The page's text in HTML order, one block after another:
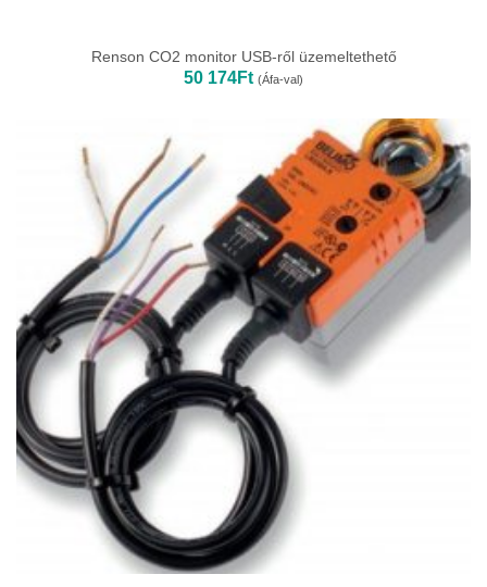
Renson CO2 monitor USB-ről üzemeltethető
50 174Ft (Áfa-val)